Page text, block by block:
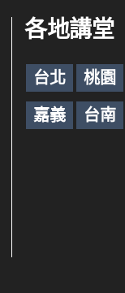
各地講堂
台北 桃園
嘉義 台南